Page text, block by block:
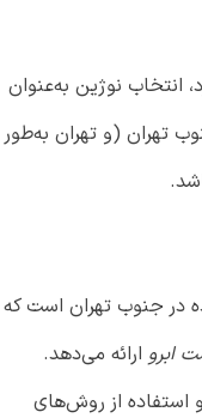
نوژین به‌عنوان
(و تهران به‌طور
جنوب تهران است که
ارائه می‌دهد.
از روش‌های